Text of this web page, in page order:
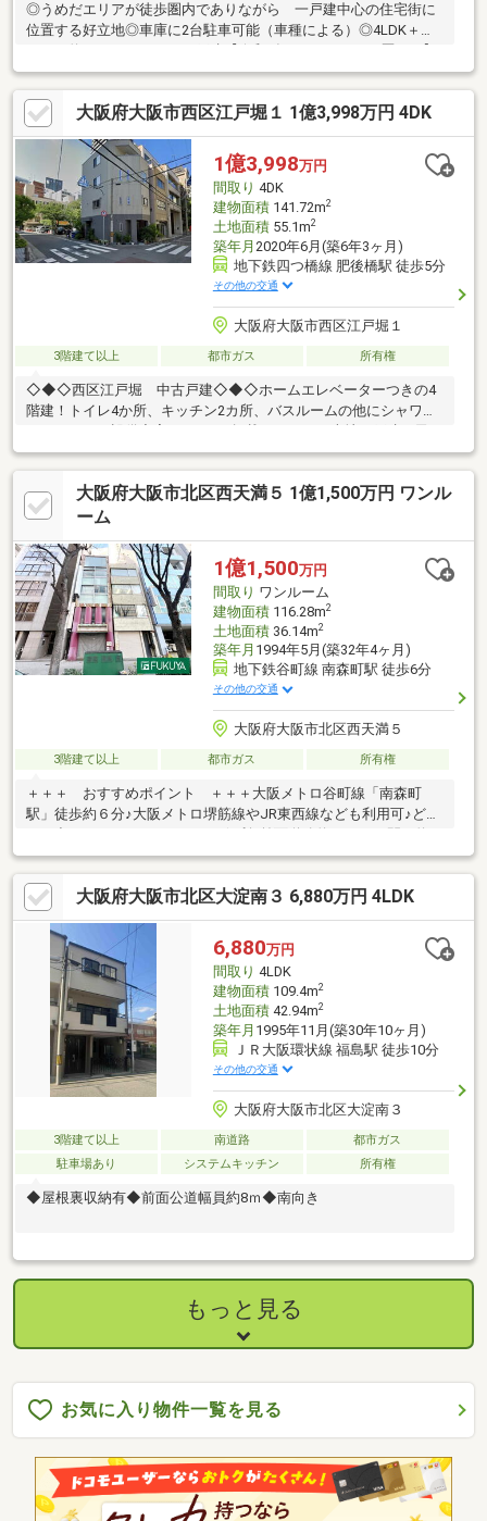
◎うめだエリアが徒歩圏内でありながら 一戸建中心の住宅街に
位置する好立地◎車庫に2台駐車可能（車種による）◎4LDK＋ロ
≪新調≫キッチン・浴室・洗面化粧台 トイレ・洗面ボウ
ル・洗濯パン キッチン収納・キッチン横収納棚≪張替≫
ＣＦ（洗面室、２階トイレ） クロス２階全室■平成10年3
月建築■鉄骨造4階建■南向きで採光良好■シャッター付き車庫■4階
にロフト（約８．４㎡）あり■商業地域■容積率：240％
大阪府大阪市西区江戸堀１ 1億3,998万円 4DK
1億3,998万円
間取り 4DK
建物面積141.72m2
土地面積55.1m2
築年月 2020年6月(築6年3ヶ月)
地下鉄四つ橋線 肥後橋駅 徒歩5分
その他の交通
大阪府大阪市西区江戸堀１
3階建て以上 都市ガス 所有権
◇◆◇西区江戸堀 中古戸建◇◆◇ホームエレベーターつきの4
階建！トイレ4か所、キッチン2カ所、バスルームの他にシャワー
ルームもあり設備充実♪スーモに掲載していない売地・戸建・民
泊・収益マンション情報掲載中♪ → https://www.grace-h.jp/２
沿線以上利用可、南向き、南側道路面す、前道６ｍ以上、角地、
南面バルコニー、３階建以上、都市ガス☆グレースハウジングは
大阪心斎橋の不動産業者です。戸建て用地、中古戸建て、新 築一
却の事なら何でもご相談下さい☆
大阪府大阪市北区西天満５ 1億1,500万円 ワンル
ーム
1億1,500万円
間取り ワンルーム
建物面積116.28m2
土地面積36.14m2
築年月 1994年5月(築32年4ヶ月)
地下鉄谷町線 南森町駅 徒歩6分
その他の交通
大阪府大阪市北区西天満５
3階建て以上 都市ガス 所有権
＋＋＋ おすすめポイント ＋＋＋大阪メトロ谷町線「南森町
駅」徒歩約６分♪大阪メトロ堺筋線やJR東西線なども利用可♪どこ
８ｍと広々♪空室のためいつでもご内覧可能です♪＊＊＊ 周辺情
報 ＊＊＊ライフ太融寺店：徒歩4分（305ｍ）ファミリーマート
西天満六丁目店：徒歩2分（116ｍ）スギ薬局西天満店：徒歩1分
（76ｍ）大阪野崎郵便局：徒歩6分（478ｍ）みなと銀行梅田支
店：徒歩2分（83ｍ）大阪府天満警察署：徒歩6分（470ｍ）
大阪府大阪市北区大淀南３ 6,880万円 4LDK
6,880万円
間取り 4LDK
建物面積109.4m2
土地面積42.94m2
築年月 1995年11月(築30年10ヶ月)
ＪＲ大阪環状線 福島駅 徒歩10分
その他の交通
大阪府大阪市北区大淀南３
3階建て以上 南道路
都市ガス
駐車場あり
システムキッチン 所有権
◆屋根裏収納有◆前面公道幅員約8ｍ◆南向き
もっと見る
お気に入り物件一覧を見る